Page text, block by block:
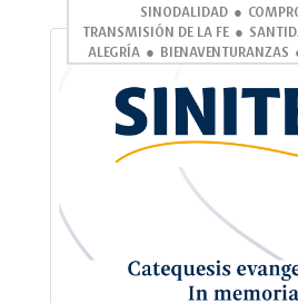
SINODALIDAD
TRANSMISIÓN DE LA FE
ALEGRÍA
BIENAVENTURANZAS